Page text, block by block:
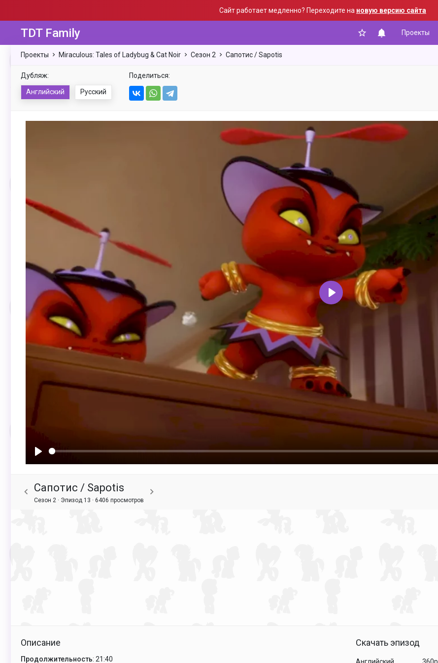
Сайт работает медленно? Переходите на новую версию сайта
TDT Family Проекты
Проекты Miraculous: Tales of Ladybug & Cat Noir Сезон 2 Сапотис / Sapotis
Дубляж:
Английский Русский
Поделиться:
Воспроизвести
Сапотис / Sapotis
Сезон 2 · Эпизод 13 · 6406 просмотров
Описание
Продолжительность: 21:40
Скачать эпизод
Английский 360p